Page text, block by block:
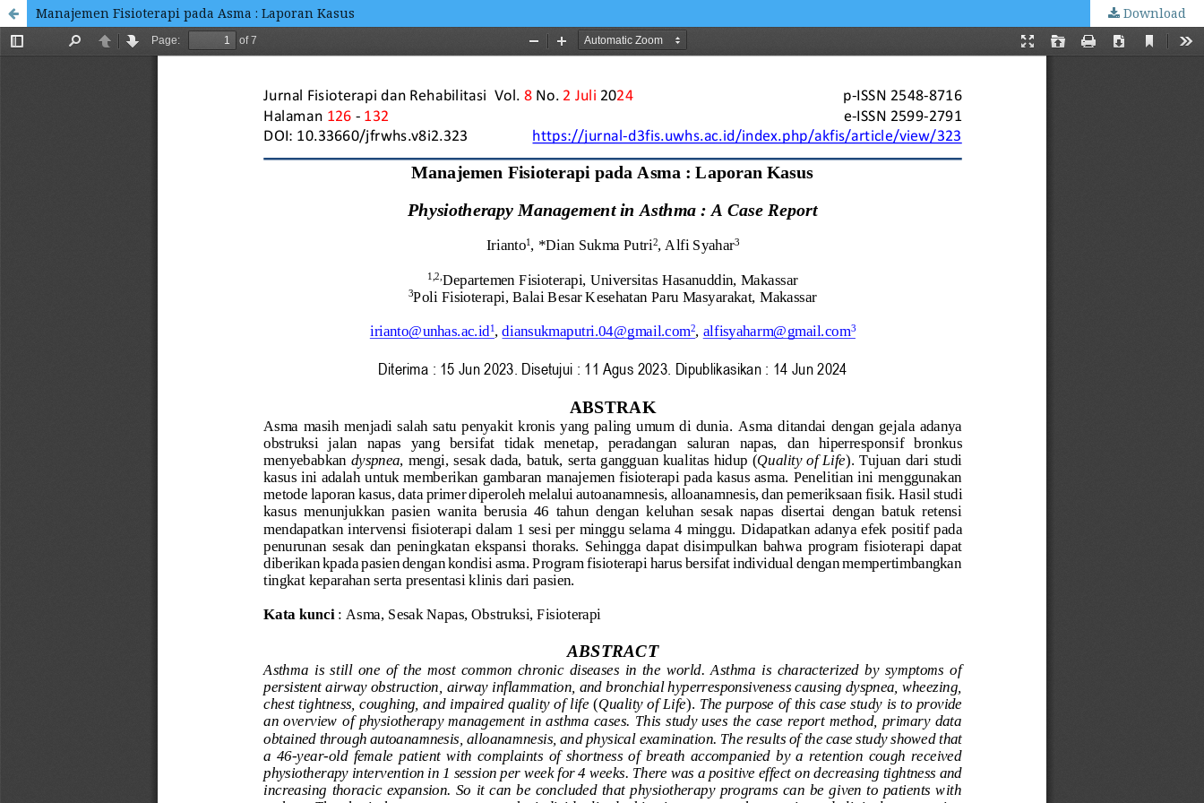
Manajemen Fisioterapi pada Asma : Laporan Kasus Download